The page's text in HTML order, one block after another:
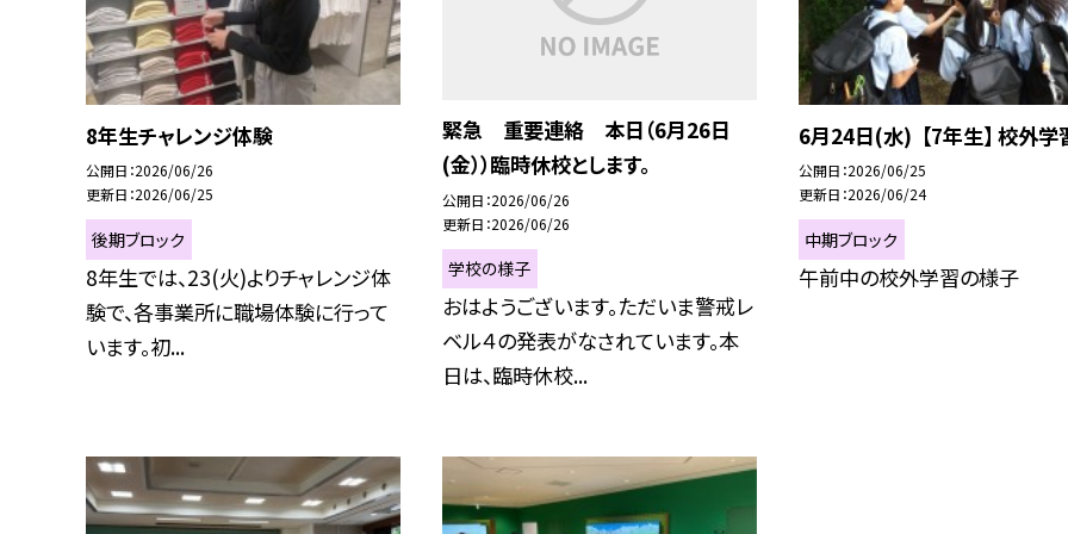
8年生チャレンジ体験
公開日 2026/06/26
更新日 2026/06/25
後期ブロック
8年生では、23(火)よりチャレンジ体
験で、各事業所に職場体験に行って
います。初...
緊急 重要連絡 本日（6月26日
(金））臨時休校とします。
公開日 2026/06/26
更新日 2026/06/26
学校の様子
おはようございます。ただいま警戒レ
ベル４の発表がなされています。本
日は、臨時休校...
6月24日(水) 【7年生】 校外学
公開日 2026/06/25
更新日 2026/06/24
中期ブロック
午前中の校外学習の様子